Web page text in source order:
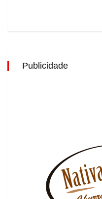
Publicidade